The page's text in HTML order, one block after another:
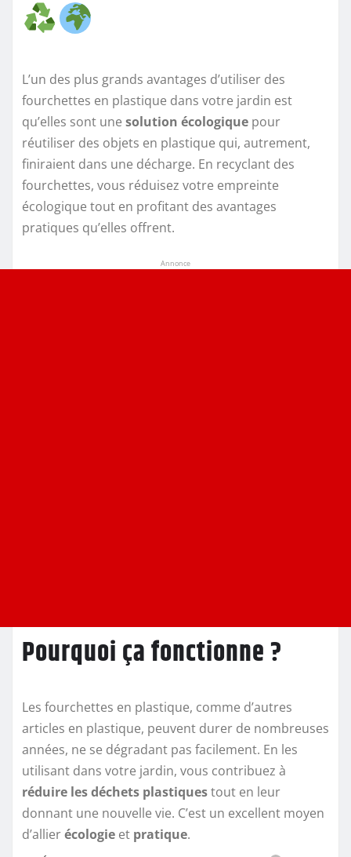
L’un des plus grands avantages d’utiliser des
fourchettes en plastique dans votre jardin est
qu’elles sont une solution écologique pour
réutiliser des objets en plastique qui, autrement,
finiraient dans une décharge. En recyclant des
fourchettes, vous réduisez votre empreinte
écologique tout en profitant des avantages
pratiques qu’elles offrent.
Annonce
Pourquoi ça fonctionne ?
Les fourchettes en plastique, comme d’autres
articles en plastique, peuvent durer de nombreuses
années, ne se dégradant pas facilement. En les
utilisant dans votre jardin, vous contribuez à
réduire les déchets plastiquestout en leur
donnant une nouvelle vie. C’est un excellent moyen
d’allierécologie et pratique.